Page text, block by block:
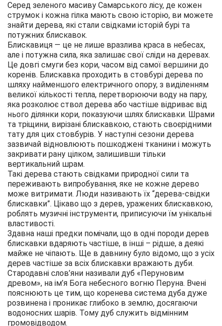
Серед зеленого масиву Самарського лісу, де кожен
струмок і кожна гілка мають свою історію, ви можете
знайти дерева, які стали свідками історій бурі та
потужних блискавок.
Блискавиця — це не лише вразлива краса в небесах,
але і потужна сила, яка залишає свої сліди на деревах.
Це довгі смуги без кори, часом від самої вершини до
коренів. Блискавка проходить в стовбурі дерева по
шляху найменшого електричного опору, з виділенням
великої кількості тепла, перетворюючи воду на пару,
яка розколює ствол дерева або частіше відриває від
нього ділянки кори, показуючи шлях блискавки. Шрами
та тріщини, вирізані блискавкою, стають своєрідними
тату для цих стовбурів. У наступні сезони дерева
зазвичай відновлюють пошкоджені тканини і можуть
закривати рану цілком, залишивши тільки
вертикальний шрам.
Такі дерева стають свідками природної сили та
переживають випробування, яке не кожне дерево
може витримати. Люди називають їх “дерева-свідки
блискавки”. Цікаво що з дерев, уражених блискавкою,
роблять музичні інструменти, приписуючи їм унікальні
властивості.
Здавна наші предки помічали, що в одні породи дерев
блискавки вдаряють частіше, в інші – рідше, а деякі
майже не чіпають. Ще в давнину було відомо, що з усіх
дерев частіше за всіх блискавки вражають дуби.
Стародавні слов’яни називали дуб «Перуновим
древом», на ім’я Бога небесного вогню Перуна. Вчені
пояснюють це тим, що коренева система дуба дуже
розвинена і проникає глибоко в землю, досягаючи
водоносних шарів. Тому дуб служить відмінним
громовідводом.